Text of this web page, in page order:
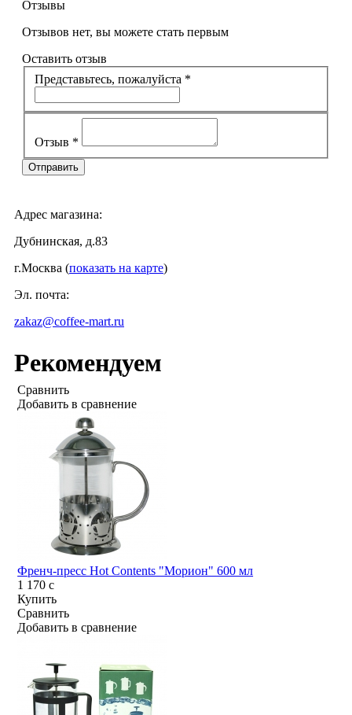
Отзывы
Отзывов нет, вы можете стать первым
Оставить отзыв
Представьтесь, пожалуйста *
Отзыв *
Адрес магазина:
Дубнинская, д.83
г.Москва (показать на карте)
Эл. почта:
zakaz@coffee-mart.ru
Рекомендуем
Сравнить
Добавить в сравнение
Френч-пресс Hot Contents "Морион" 600 мл
1 170c
Купить
Сравнить
Добавить в сравнение